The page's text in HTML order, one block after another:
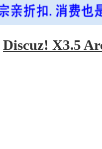
Discuz! X3.5